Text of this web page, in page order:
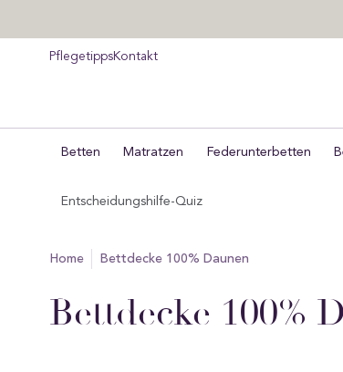
PflegetippsKontakt
Betten Matratzen Federunterbetten
Entscheidungshilfe-Quiz
home Bettdecke 100% Daunen
Sammlung:
Bettdecke 100%